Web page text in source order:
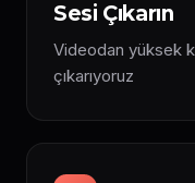
Sesi Çıkarın
Videodan yüksek
çıkarıyoruz